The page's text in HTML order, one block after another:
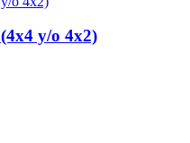
y/o 4x2)